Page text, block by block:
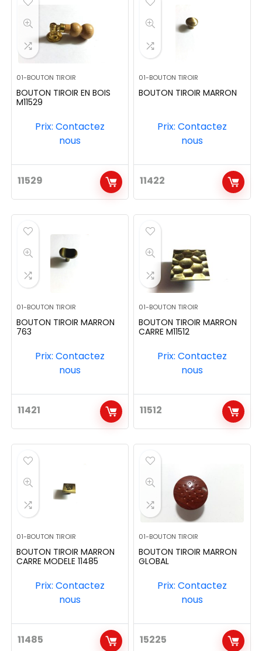
01-BOUTON TIROIR
BOUTON TIROIR EN BOIS
M11529
11529
Prix: Contactez
nous
01-BOUTON TIROIR
BOUTON TIROIR MARRON
11422
Prix: Contactez
nous
01-BOUTON TIROIR
BOUTON TIROIR MARRON
763
11421
Prix: Contactez
nous
01-BOUTON TIROIR
BOUTON TIROIR MARRON
CARRE M11512
11512
Prix: Contactez
nous
01-BOUTON TIROIR
BOUTON TIROIR MARRON
CARRE MODELE 11485
11485
Prix: Contactez
nous
01-BOUTON TIROIR
BOUTON TIROIR MARRON
GLOBAL
15225
Prix: Contactez
nous